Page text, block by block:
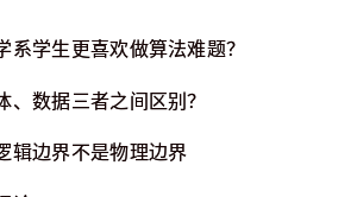
系学生更喜欢做算法难题？
、数据三者之间区别？
辑边界不是物理边界